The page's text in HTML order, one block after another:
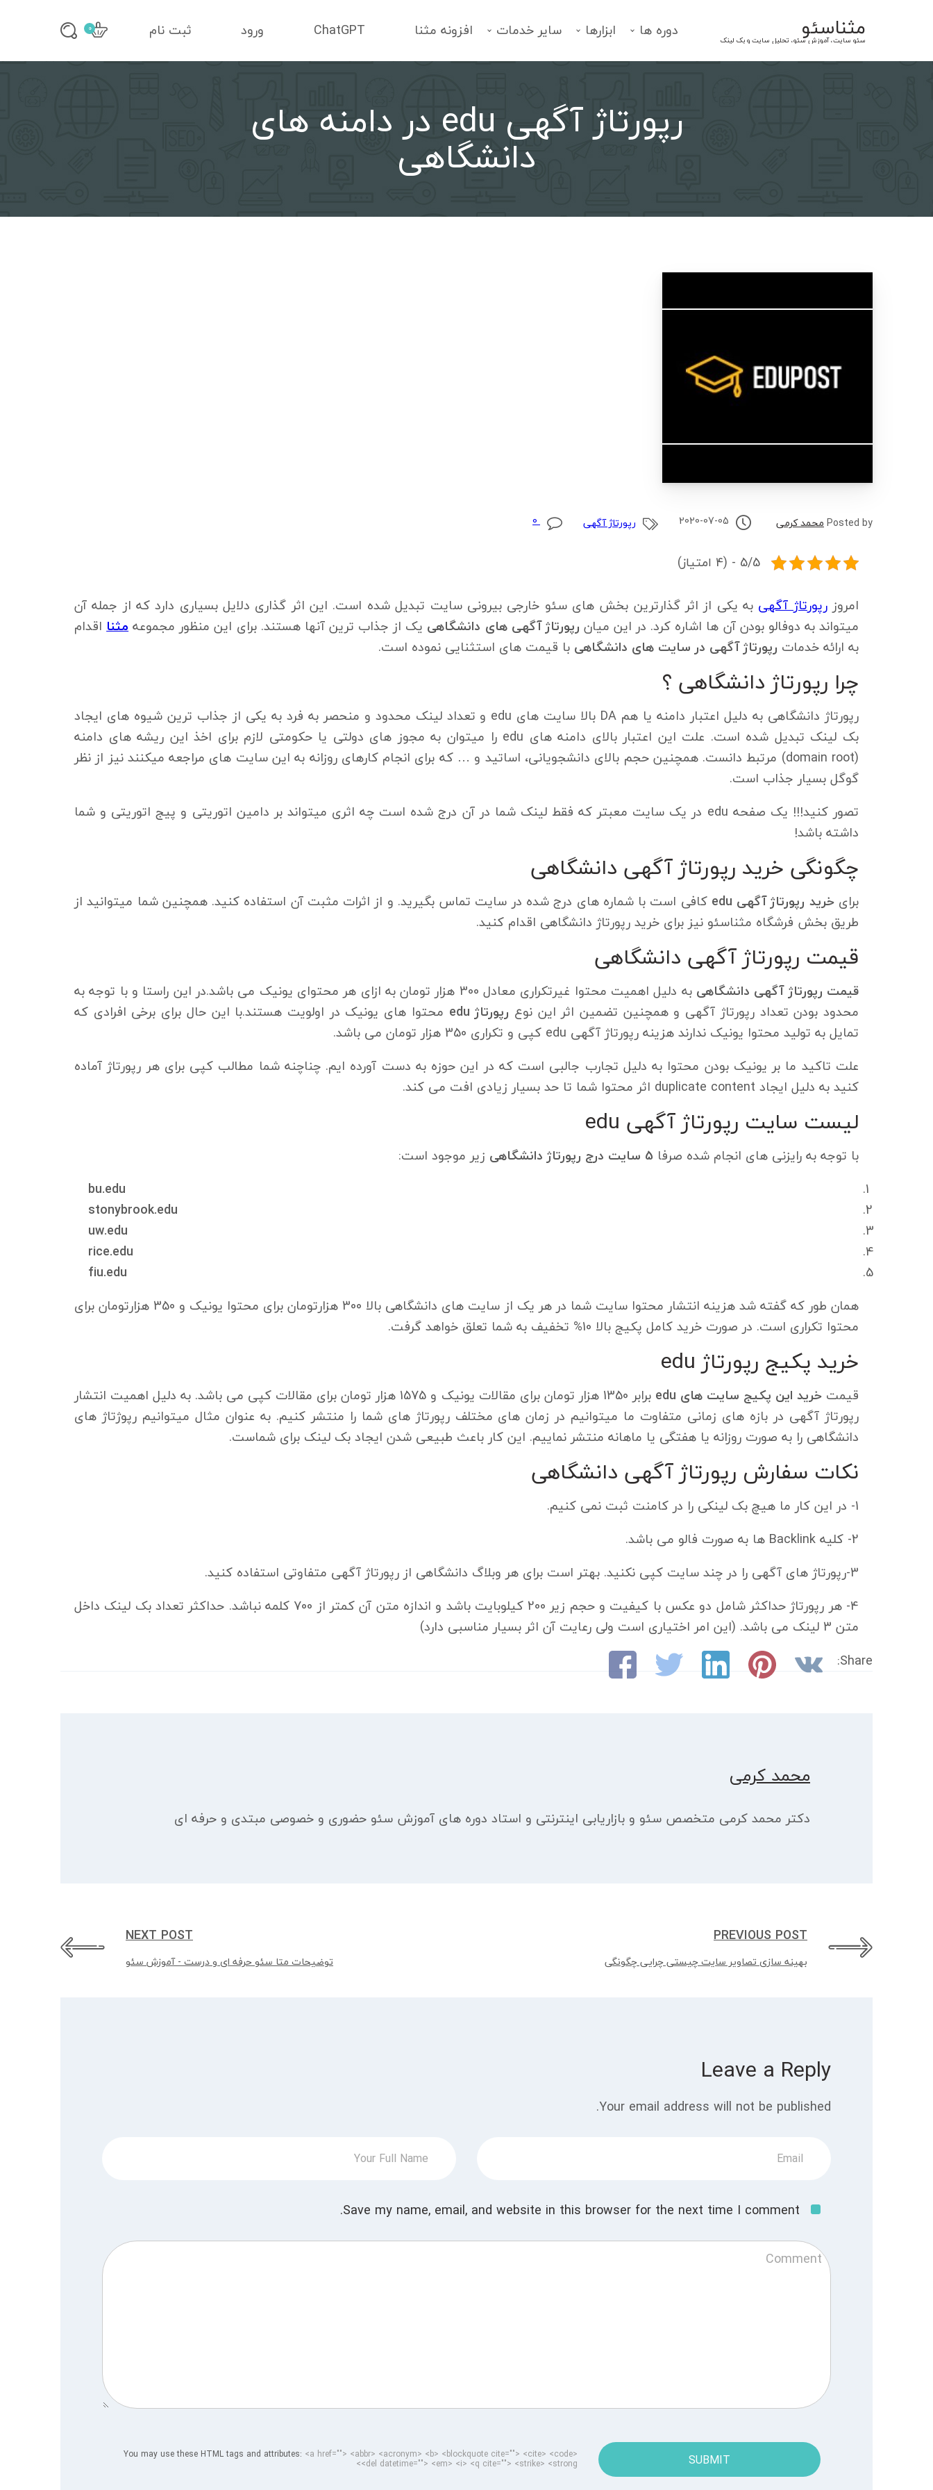
مثناسئو
سئو سایت، آموزش سئو، تحلیل سایت و بک لینک دوره ها ابزارها سایر خدمات
فهرست خدمات
انتخاب یک سرویس
افزونه مثنا ChatGPT ورود ثبت نام 0
رپورتاژ آگهی edu در دامنه های
دانشگاهی
Posted byمحمد کرمی 2020-07-05 رپورتاژ آگهی 0
5/5 - (4 امتیاز)
امروزرپورتاژ آگهی به یکی از اثر گذارترین بخش های سئو خارجی بیرونی سایت تبدیل شده است. این اثر گذاری دلایل بسیاری دارد که از جمله آن
میتواند به دوفالو بودن آن ها اشاره کرد. در این میان رپورتاژ آگهی های دانشگاهی یک از جذاب ترین آنها هستند. برای این منظور مجموعهمثنااقدام
به ارائه خدمات رپورتاژ آگهی در سایت های دانشگاهی با قیمت های استثنایی نموده است.
چرا رپورتاژ دانشگاهی ؟
رپورتاژ دانشگاهی به دلیل اعتبار دامنه یا هم DA بالا سایت های edu و تعداد لینک محدود و منحصر به فرد به یکی از جذاب ترین شیوه های ایجاد
بک لینک تبدیل شده است. علت این اعتبار بالای دامنه های edu را میتوان به مجوز های دولتی یا حکومتی لازم برای اخذ این ریشه های دامنه
(domain root) مرتبط دانست. همچنین حجم بالای دانشجویانی، اساتید و … که برای انجام کارهای روزانه به این سایت های مراجعه میکنند نیز از نظر
گوگل بسیار جذاب است.
تصور کنید!!! یک صفحه edu در یک سایت معبتر که فقط لینک شما در آن درج شده است چه اثری میتواند بر دامین اتوریتی و پیج اتوریتی و شما
داشته باشد!
چگونگی خرید رپورتاژ آگهی دانشگاهی
برایخرید رپورتاژ آگهی edu
کافی است با شماره های درج شده در سایت تماس بگیرید. و از اثرات مثبت آن استفاده کنید. همچنین شما میتوانید از
طریق بخش فرشگاه مثناسئو نیز برای خرید رپورتاژ دانشگاهی اقدام کنید.
قیمت رپورتاژ آگهی دانشگاهی
قیمت رپورتاژ آگهی دانشگاهی
به دلیل اهمیت محتوا غیرتکراری معادل 300 هزار تومان به ازای هر محتوای یونیک می باشد.در این راستا و با توجه به
محدود بودن تعداد رپورتاژ آگهی و همچنین تضمین اثر این نوع رپورتاژ edu
محتوا های یونیک در اولویت هستند.با این حال برای برخی افرادی که
تمایل به تولید محتوا یونیک ندارند هزینه رپورتاژ آگهی edu کپی و تکراری 350 هزار تومان می باشد.
علت تاکید ما بر یونیک بودن محتوا به دلیل تجارب جالبی است که در این حوزه به دست آورده ایم. چناچنه شما مطالب کپی برای هر رپورتاژ آماده
کنید به دلیل ایجاد duplicate content اثر محتوا شما تا حد بسیار زیادی افت می کند.
لیست سایت رپورتاژ آگهی edu
با توجه به رایزنی های انجام شده صرفا 5 سایت درج رپورتاژ دانشگاهی
زیر موجود است:
bu.edu
stonybrook.edu
uw.edu
rice.edu
fiu.edu
همان طور که گفته شد هزینه انتشار محتوا سایت شما در هر یک از سایت های دانشگاهی بالا 300 هزارتومان برای محتوا یونیک و 350 هزارتومان برای
محتوا تکراری است. در صورت خرید کامل پکیج بالا 10% تخفیف به شما تعلق خواهد گرفت.
خرید پکیج رپورتاژ edu
قیمت خرید این پکیج سایت های edu
برابر 1350 هزار تومان برای مقالات یونیک و 1575 هزار تومان برای مقالات کپی می باشد. به دلیل اهمیت انتشار
رپورتاژ آگهی در بازه های زمانی متفاوت ما میتوانیم در زمان های مختلف رپورتاژ های شما را منتشر کنیم. به عنوان مثال میتوانیم رپوژتاژ های
دانشگاهی را به صورت روزانه یا هفتگی یا ماهانه منتشر نماییم. این کار باعث طبیعی شدن ایجاد بک لینک برای شماست.
نکات سفارش رپورتاژ آگهی دانشگاهی
1- در این کار ما هیچ بک لینکی را در کامنت ثبت نمی کنیم.
2- کلیه Backlink ها به صورت فالو می باشد.
3-رپورتاژ های آگهی را در چند سایت کپی نکنید. بهتر است برای هر وبلاگ دانشگاهی از رپورتاژ آگهی متفاوتی استفاده کنید.
4- هر رپورتاژ حداکثر شامل دو عکس با کیفیت و حجم زیر 200 کیلوبایت باشد و اندازه متن آن کمتر از 700 کلمه نباشد. حداکثر تعداد بک لینک داخل
متن 3 لینک می باشد. (این امر اختیاری است ولی رعایت آن اثر بسیار مناسبی دارد)
Share:
محمد کرمی
دکتر محمد کرمی متخصص سئو و بازاریابی اینترنتی و استاد دوره های آموزش سئو حضوری و خصوصی مبتدی و حرفه ای
PREVIOUS POST
بهینه سازی تصاویر سایت چیستی چرایی چگونگی
NEXT POST
توضیحات متا سئو حرفه ای و درست - آموزش سئو
Leave a Reply
Your email address will not be published.
Save my name, email, and website in this browser for the next time I comment.
SUBMIT
You may use these HTML tags and attributes: <a href=""> <abbr> <acronym> <b> <blockquote cite=""> <cite> <code>
<del datetime=""> <em> <i> <q cite=""> <strike> <strong>